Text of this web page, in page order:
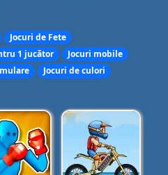
Jocuri de Fete
1 jucător
Jocuri mobile
Jocuri de culori